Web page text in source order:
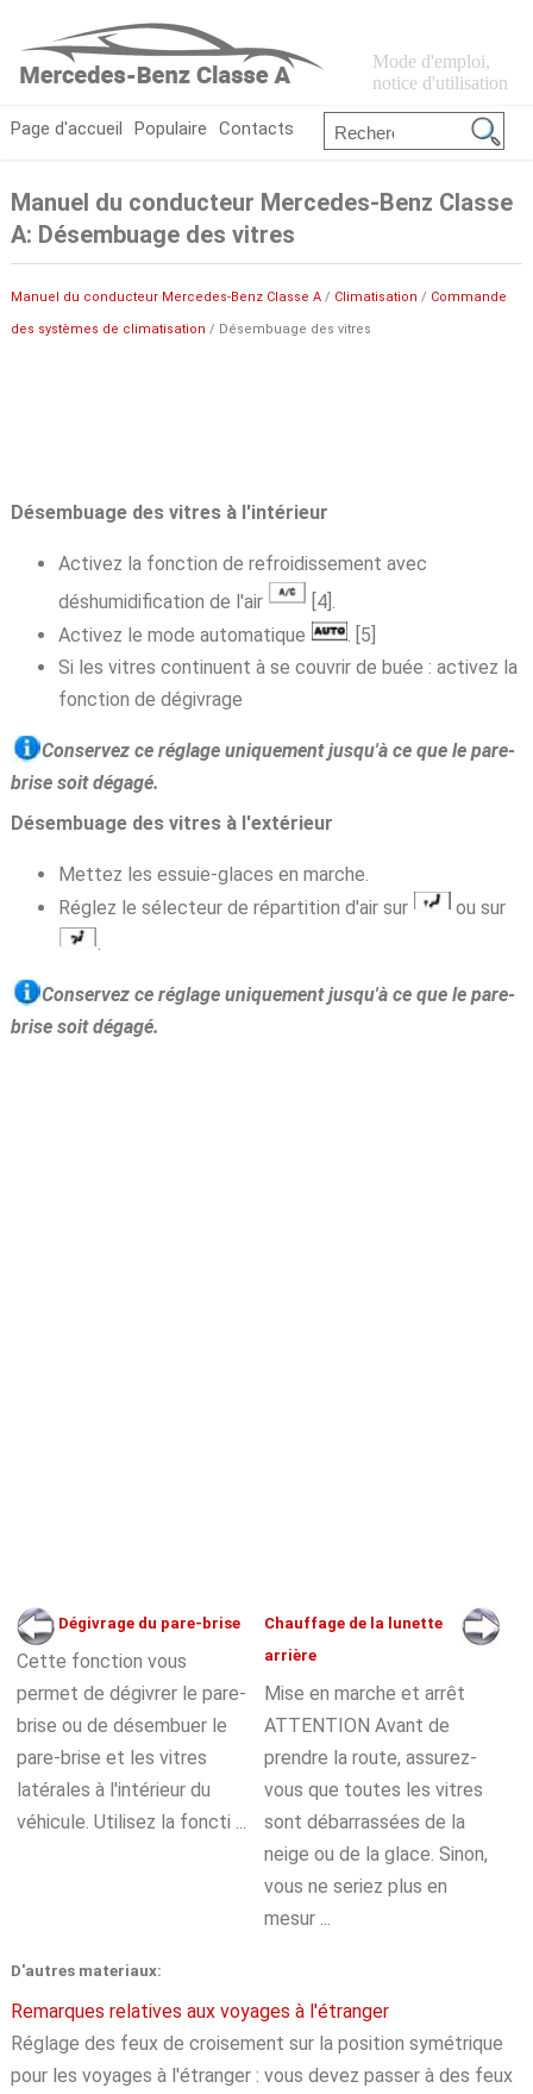
Mode d'emploi,
notice d'utilisation
Page d'accueil Populaire Contacts
Manuel du conducteur Mercedes-Benz Classe
A: Désembuage des vitres
Manuel du conducteur Mercedes-Benz Classe A/ Climatisation / Commande
des systèmes de climatisation / Désembuage des vitres
Désembuage des vitres à l'intérieur
Activez la fonction de refroidissement avec
déshumidification de l'air
[4].
Activez le mode automatique
. [5]
Si les vitres continuent à se couvrir de buée : activez la
fonction de dégivrage
Conservez ce réglage uniquement jusqu'à ce que le pare-
brise soit dégagé.
Désembuage des vitres à l'extérieur
Mettez les essuie-glaces en marche.
Réglez le sélecteur de répartition d'air sur
ou sur
.
Conservez ce réglage uniquement jusqu'à ce que le pare-
brise soit dégagé.
Dégivrage du pare-brise
Cette fonction vous
permet de dégivrer le pare-
brise ou de désembuer le
pare-brise et les vitres
latérales à l'intérieur du
véhicule. Utilisez la foncti ...
Chauffage de la lunette
arrière
Mise en marche et arrêt
ATTENTION Avant de
prendre la route, assurez-
vous que toutes les vitres
sont débarrassées de la
neige ou de la glace. Sinon,
vous ne seriez plus en
mesur ...
D'autres materiaux:
Remarques relatives aux voyages à l'étranger
Réglage des feux de croisement sur la position symétrique
pour les voyages à l'étranger : vous devez passer à des feux